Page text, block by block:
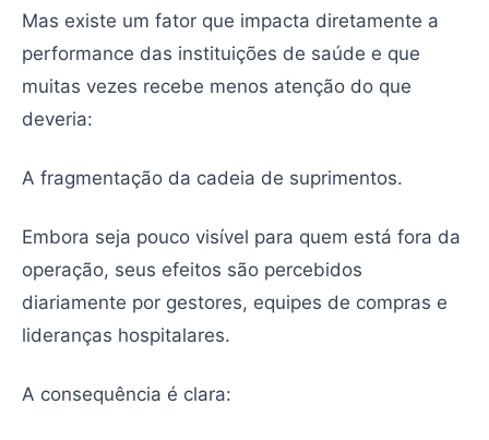
Mas existe um fator que impacta diretamente a
performance das instituições de saúde e que
muitas vezes recebe menos atenção do que
deveria:
A fragmentação da cadeia de suprimentos.
Embora seja pouco visível para quem está fora da
operação, seus efeitos são percebidos
diariamente por gestores, equipes de compras e
lideranças hospitalares.
A consequência é clara: